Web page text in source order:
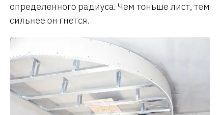
определенного радиуса. Чем тоньше лист, тем
сильнее он гнется.